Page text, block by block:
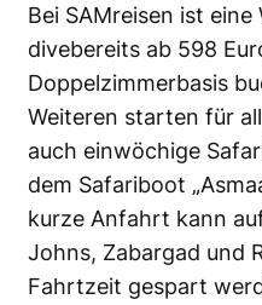
Bei SAMreisen ist eine
divebereits ab 598
Doppelzimmerbasis
Weiteren starten für
auch einwöchige
dem Safariboot
kurze Anfahrt kann
Johns, Zabargad und
Fahrtzeit gespart